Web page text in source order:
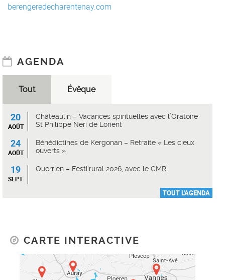
berengeredecharentenay.com
AGENDA
Tout Évêque
20
AOÛT
Châteaulin – Vacances spirituelles avec l’Oratoire
St Philippe Néri de Lorient
24
AOÛT
Bénédictines de Kergonan – Retraite « Les cieux
ouverts »
19
SEPT
Querrien – Festi’rural 2026, avec le CMR
TOUT L'AGENDA
CARTE INTERACTIVE